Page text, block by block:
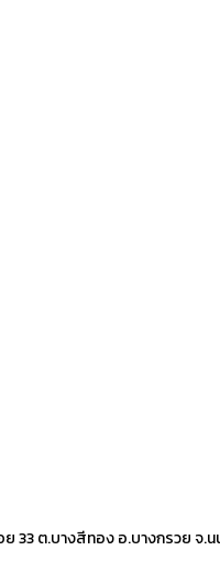
33 ต.บางสีทอง อ.บางกรวย จ.น